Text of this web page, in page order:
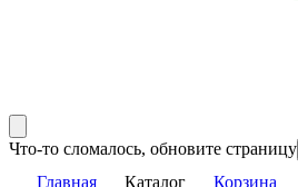
Что-то сломалось, обновите страницу
Главная Каталог Корзина